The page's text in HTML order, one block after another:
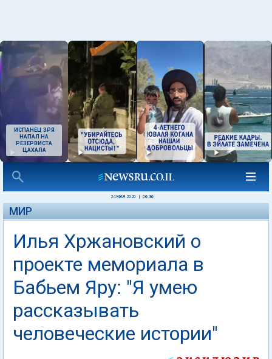
ИСПАНЕЦ ЗРЯ
НАПАЛ НА
РЕЗЕРВИСТА
ЦАХАЛА
24 МАЯ 2020 06:36
МИР
Илья Хржановский о
проекте мемориала в
Бабьем Яру: "Я умею
рассказывать
человеческие истории"